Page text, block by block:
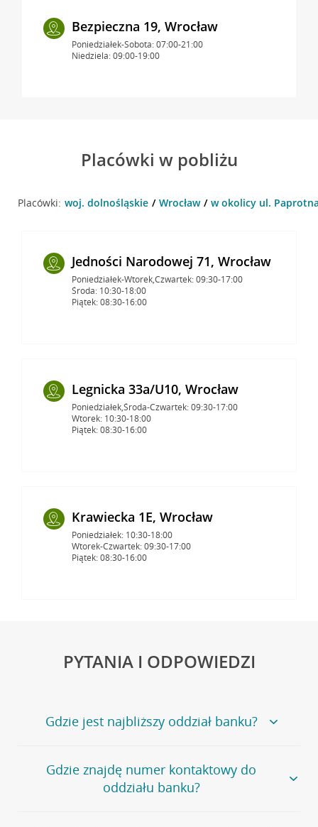
Bezpieczna 19, Wrocław
Poniedziałek-Sobota: 07:00-21:00
Niedziela: 09:00-19:00
Placówki w pobliżu
Placówki: woj. dolnośląskie Wrocław w okolicy ul.
Jedności Narodowej 71, Wrocław
Poniedziałek-Wtorek,Czwartek: 09:30-17:00
Środa: 10:30-18:00
Piątek: 08:30-16:00
Legnicka 33a/U10, Wrocław
Poniedziałek,Środa-Czwartek: 09:30-17:00
Wtorek: 10:30-18:00
Piątek: 08:30-16:00
Krawiecka 1E, Wrocław
Poniedziałek: 10:30-18:00
Wtorek-Czwartek: 09:30-17:00
Piątek: 08:30-16:00
PYTANIA I ODPOWIEDZI
Gdzie jest najbliższy oddział banku?
Jeśli szukasz oddziału naszego banku, zapraszamy na
stronęPlacówki i bankomaty, na której znajduje się
wygodna wyszukiwarka.
Gdzie znajdę numer kontaktowy do
oddziału banku?